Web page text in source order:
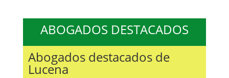
ABOGADOS DESTACADOS
Abogados destacados de
Lucena